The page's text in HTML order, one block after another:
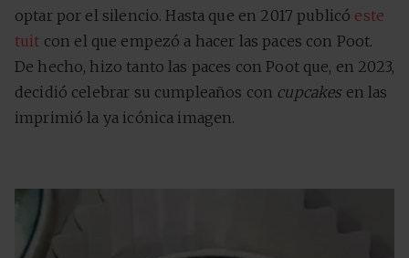
optar por el silencio. Hasta que en 2017 publicó este
tuit con el que empezó a hacer las paces con Poot.
De hecho, hizo tanto las paces con Poot que, en 2023,
decidió celebrar su cumpleaños con cupcakes en las
imprimió la ya icónica imagen.